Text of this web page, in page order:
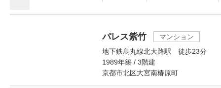
パレス紫竹
マンション
地下鉄烏丸線北大路駅 徒歩23分
1989年築 / 3階建
京都市北区大宮南椿原町